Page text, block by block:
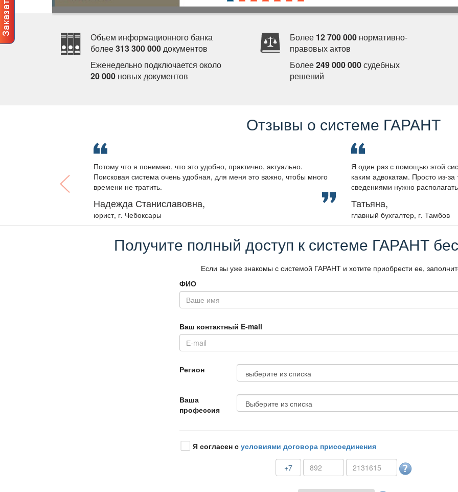
Объем информационного банка
олее313 300 000документо
Еженедельно подключается около
20 000 новых документо
Более 12 700 000 нормативно-
правовых акто
Более249 000 000судебных
решений
Отзывы о системе ГАРАНТ
Потому что я понимаю, что это удобно, практично, актуально.
Поисковая система очень удобная, для меня это важно, чтобы много
ремени не тратить.
Надежда Станиславовна,
юрист, г. Чебоксары
Я один раз с помощью этой
каким адвокатам. Просто из-
сведениями нужно
Татьяна,
лавный бухгалтер, г. Тамбо
Получите полный доступ к системе ГАРАНТ
Если вы уже знакомы с системой ГАРАНТ и хотите приобрести ее,
ФИО
аш контактный E-mail
Регион
аша
профессия
Я согласен с условиями договора присоединения
+7